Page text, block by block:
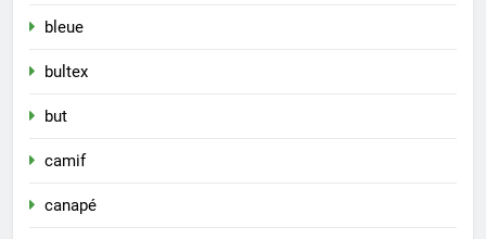
bleue
bultex
but
camif
canapé